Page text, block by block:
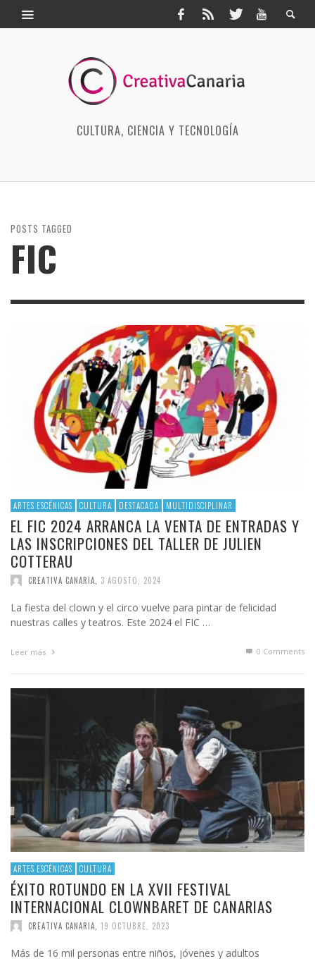
CULTURA, CIENCIA Y TECNOLOGÍA
POSTS TAGGED
FIC
ARTES ESCÉNICAS CULTURA DESTACADA MULTIDISCIPLINAR
EL FIC 2024 ARRANCA LA VENTA DE ENTRADAS Y
LAS INSCRIPCIONES DEL TALLER DE JULIEN
COTTERAU
CREATIVA CANARIA 3 AGOSTO, 2024
La fiesta del clown y el circo vuelve para pintar de felicidad
nuestras calles y teatros. Este 2024 el FIC …
Leer más 0 Comments
ARTES ESCÉNICAS CULTURA
ÉXITO ROTUNDO EN LA XVII FESTIVAL
INTERNACIONAL CLOWNBARET DE CANARIAS
CREATIVA CANARIA 19 OCTUBRE, 2023
Más de 16 mil personas entre niños, jóvenes y adultos